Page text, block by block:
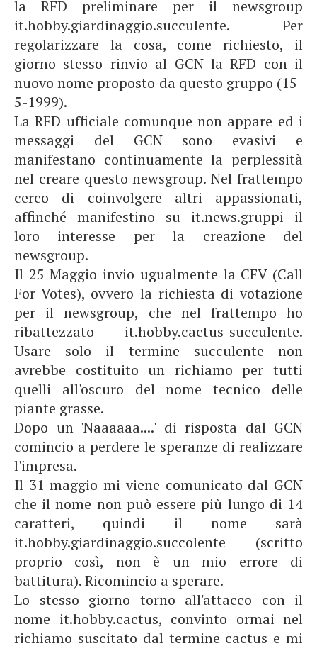
la RFD preliminare per il newsgroup
it.hobby.giardinaggio.succulente. Per
regolarizzare la cosa, come richiesto, il
giorno stesso rinvio al GCN la RFD con il
nuovo nome proposto da questo gruppo (15-
5-1999).
La RFD ufficiale comunque non appare ed i
messaggi del GCN sono evasivi e
manifestano continuamente la perplessità
nel creare questo newsgroup. Nel frattempo
cerco di coinvolgere altri appassionati,
affinché manifestino su it.news.gruppi il
loro interesse per la creazione del
newsgroup.
Il 25 Maggio invio ugualmente la CFV (Call
For Votes), ovvero la richiesta di votazione
per il newsgroup, che nel frattempo ho
ribattezzato it.hobby.cactus-succulente.
Usare solo il termine succulente non
avrebbe costituito un richiamo per tutti
quelli all'oscuro del nome tecnico delle
piante grasse.
Dopo un 'Naaaaaa....' di risposta dal GCN
comincio a perdere le speranze di realizzare
l'impresa.
Il 31 maggio mi viene comunicato dal GCN
che il nome non può essere più lungo di 14
caratteri, quindi il nome sarà
it.hobby.giardinaggio.succolente (scritto
proprio così, non è un mio errore di
battitura). Ricomincio a sperare.
Lo stesso giorno torno all'attacco con il
nome it.hobby.cactus, convinto ormai nel
richiamo suscitato dal termine cactus e mi